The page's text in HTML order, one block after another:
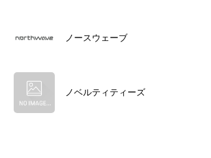
ノースウェーブ
ノベルティティーズ